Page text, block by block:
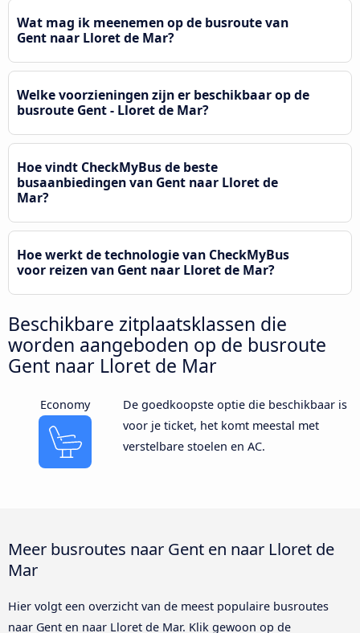
Wat mag ik meenemen op de busroute van
Gent naar Lloret de Mar?
Welke voorzieningen zijn er beschikbaar op de
busroute Gent - Lloret de Mar?
Hoe vindt CheckMyBus de beste
busaanbiedingen van Gent naar Lloret de
Mar?
Hoe werkt de technologie van CheckMyBus
voor reizen van Gent naar Lloret de Mar?
Beschikbare zitplaatsklassen die
worden aangeboden op de busroute
Gent naar Lloret de Mar
Economy
De goedkoopste optie die beschikbaar is
voor je ticket, het komt meestal met
verstelbare stoelen en AC.
Meer busroutes naar Gent en naar Lloret de
Mar
Hier volgt een overzicht van de meest populaire busroutes
naar Gent en naar Lloret de Mar. Klik gewoon op de